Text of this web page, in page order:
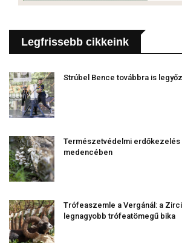
Legfrissebb cikkeink
Strúbel Bence továbbra is
Természetvédelmi erdőkezelés
medencében
Trófeaszemle a Vergánál: a
legnagyobb trófeatömegű bika